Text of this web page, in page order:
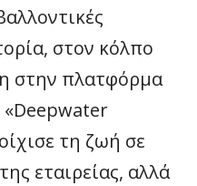
στον κόλπο
στην πλατφόρμα
«Deepwater
τη ζωή σε
εταιρείας, αλλά